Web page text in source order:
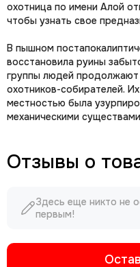
охотница по имени Алой
чтобы узнать свое
В пышном
восстановила руины
группы людей
охотников-собирателей.
местностью была
механическими
Отзывы о
Здесь еще никто не
первым!